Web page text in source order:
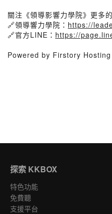
關注《領導影響力學院》更多
🔗領導響力學院： https://
🔗官方LINE： https://
Powered by Firstory Hosting
探索 KKBOX
特色功能
免費聽
支援平台